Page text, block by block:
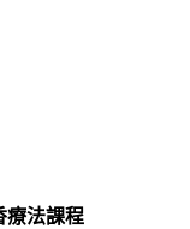
療法課程